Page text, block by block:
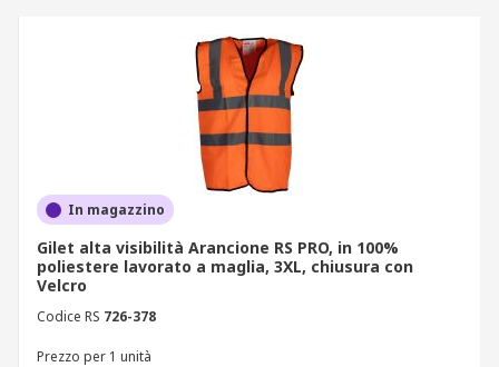
In magazzino
Gilet alta visibilità Arancione RS PRO, in 100%
poliestere lavorato a maglia, 3XL, chiusura con
Velcro
Codice RS 726-378
Prezzo per 1 unità